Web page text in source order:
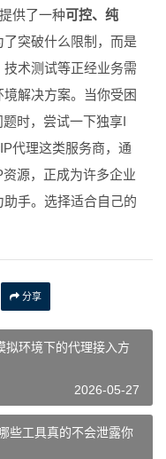
供了一种可控、纯
突破什么限制，而是
术测试等正经业务需
解决方案。当你受困
时，尝试一下独享I
代理这类服务商，通
源，正成为许多企业
手。选择适合自己的
分享
环境下的代理接入方
2026-05-27
些工具真的不会泄露你